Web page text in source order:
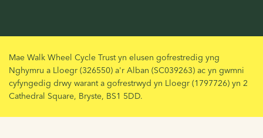
Mae Walk Wheel Cycle Trust yn elusen gofrestredig yng
Nghymru a Lloegr (326550) a'r Alban (SC039263) ac yn gwmni
cyfyngedig drwy warant a gofrestrwyd yn Lloegr (1797726) yn 2
Cathedral Square, Bryste, BS1 5DD.